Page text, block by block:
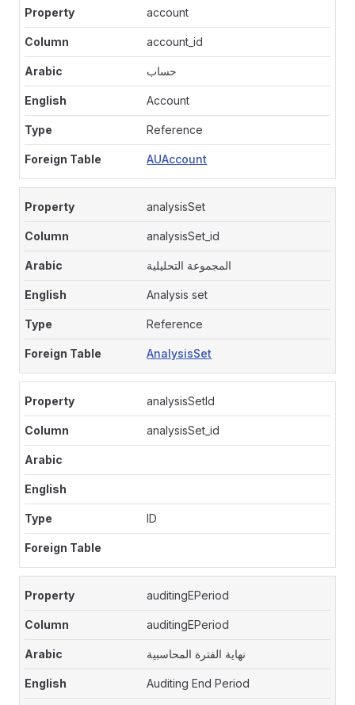
account
account_id
حساب
Account
Reference
AUAccount
analysisSet
analysisSet_id
المجموعة التحليلية
Analysis set
Reference
AnalysisSet
analysisSetId
analysisSet_id
ID
auditingEPeriod
auditingEPeriod
نهاية الفترة المحاسبية
Auditing End Period